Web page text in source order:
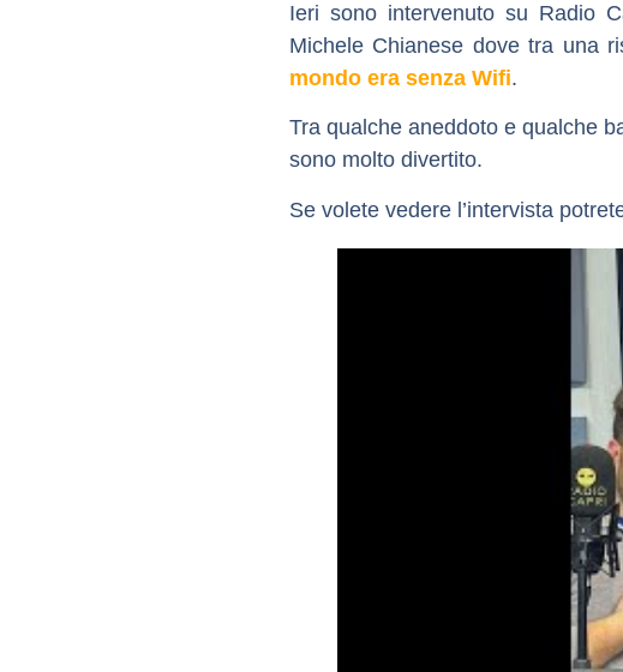
Ieri sono intervenuto su Radio
Michele Chianese dove tra una
mondo era senza Wifi.
Tra qualche aneddoto e qualche
sono molto divertito.
Se volete vedere l’intervista